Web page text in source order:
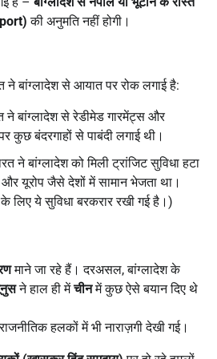
की अनुमति नहीं होगी।
ने बांग्लादेश से आयात पर रोक लगाई है:
ने बांग्लादेश से रेडीमेड गारमेंट्स और
बंदरगाहों से पाबंदी लगाई थी।
ने बांग्लादेश को मिली ट्रांजिट सुविधा हटा
यूरोप जैसे देशों में सामान भेजता था।
लिए ये सुविधा बरकरार रखी गई है।)
माने जा रहे हैं। दरअसल, बांग्लादेश के
ने हाल ही मेंचीनमें कुछ ऐसे बयान दिए थे
हलकों में भी नाराज़गी देखी गई।